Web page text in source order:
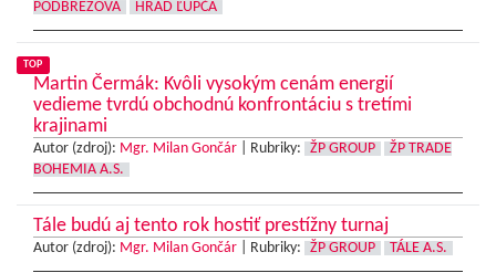
PODBREZOVÁ
HRAD ĽUPČA
TOP
Martin Čermák: Kvôli vysokým cenám energií
vedieme tvrdú obchodnú konfrontáciu s tretími
krajinami
Autor (zdroj): Mgr. Milan Gončár Rubriky: ŽP GROUP
ŽP TRADE
BOHEMIA A.S.
Tále budú aj tento rok hostiť prestížny turnaj
Autor (zdroj): Mgr. Milan Gončár Rubriky: ŽP GROUP TÁLE A.S.